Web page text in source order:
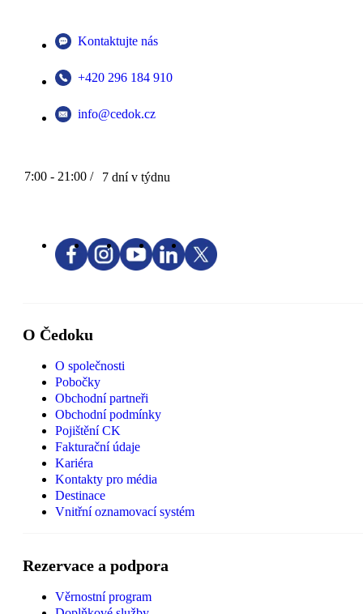
Kontaktujte nás
+420 296 184 910
info@cedok.cz
7:00 - 21:00 / 7 dní v týdnu
O Čedoku
O společnosti
Pobočky
Obchodní partneři
Obchodní podmínky
Pojištění CK
Fakturační údaje
Kariéra
Kontakty pro média
Destinace
Vnitřní oznamovací systém
Rezervace a podpora
Věrnostní program